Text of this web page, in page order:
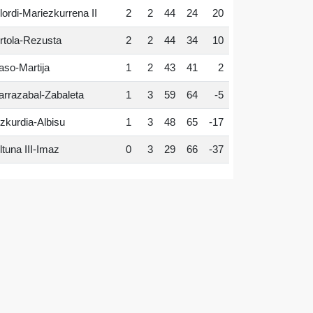
Mariezkurrena II 2 2 44 24 20
Rezusta 2 2 44 34 10
Martija 1 2 43 41 2
Zabaleta 1 3 59 64 -5
Albisu 1 3 48 65 -17
III-Imaz 0 3 29 66 -37